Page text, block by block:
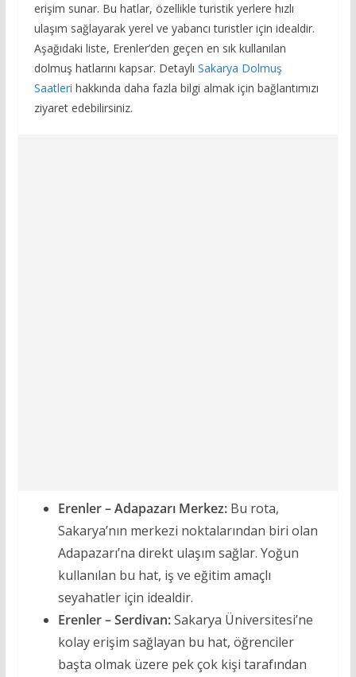
erişim sunar. Bu hatlar, özellikle turistik yerlere hızlı
ulaşım sağlayarak yerel ve yabancı turistler için idealdir.
Aşağıdaki liste, Erenler’den geçen en sık kullanılan
dolmuş hatlarını kapsar. Detaylı Sakarya Dolmuş
Saatleri hakkında daha fazla bilgi almak için bağlantımızı
ziyaret edebilirsiniz.
Erenler – Adapazarı Merkez:Bu rota,
Sakarya’nın merkezi noktalarından biri olan
Adapazarı’na direkt ulaşım sağlar. Yoğun
kullanılan bu hat, iş ve eğitim amaçlı
seyahatler için idealdir.
Erenler – Serdivan:Sakarya Üniversitesi’ne
kolay erişim sağlayan bu hat, öğrenciler
başta olmak üzere pek çok kişi tarafından